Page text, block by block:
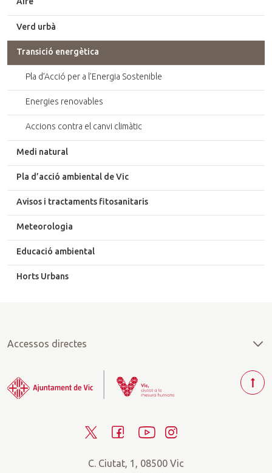
Verd urbà
Transició energètica
Pla d’Acció per a l’Energia Sostenible
Energies renovables
Accions contra el canvi climàtic
Medi natural
Pla d’acció ambiental de Vic
Avisos i tractaments fitosanitaris
Meteorologia
Educació ambiental
Horts Urbans
Accessos directes
i
c
Y
u
s
C. Ciutat, 1, 08500 Vic
T